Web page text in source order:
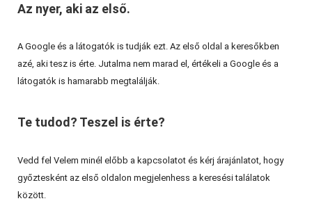
Az nyer, aki az első.
A Google és a látogatók is tudják ezt. Az első oldal a keresőkben
azé, aki tesz is érte. Jutalma nem marad el, értékeli a Google és a
látogatók is hamarabb megtalálják.
Te tudod? Teszel is érte?
Vedd fel Velem minél előbb a kapcsolatot és kérj árajánlatot, hogy
győztesként az első oldalon megjelenhess a keresési találatok
között.